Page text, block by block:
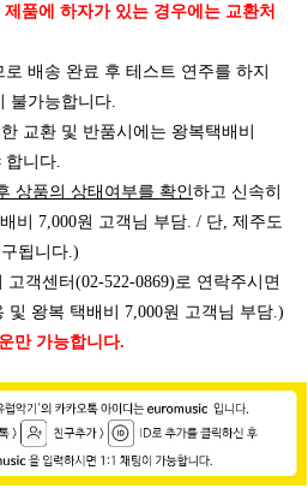
품에 하자가 있는 경우에는 교환처
배송 완료 후 테스트 연주를 하지
불가능합니다.
교환 및 반품시에는 왕복택배비
니다.
상품의 상태여부를 확인하고 신속히
비 7,000원 고객님 부담. / 단, 제주도
됩니다.)
객센터(02-522-0869)로 연락주시면
및 왕복 택배비 7,000원 고객님 부담.)
만 가능합니다.